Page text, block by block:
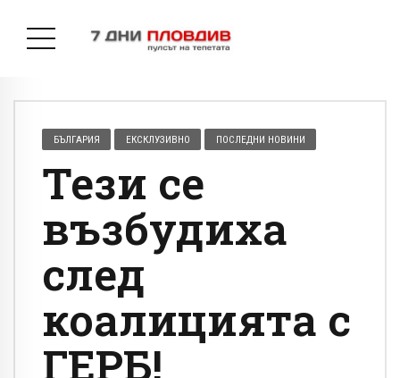
БЪЛГАРИЯ ЕКСКЛУЗИВНО ПОСЛЕДНИ НОВИНИ
Тези се
възбудиха
след
коалицията с
ГЕРБ!